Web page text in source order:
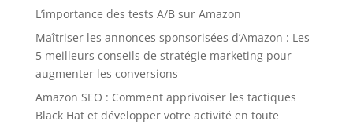
L’importance des tests A/B sur Amazon
Maîtriser les annonces sponsorisées d’Amazon : Les
5 meilleurs conseils de stratégie marketing pour
augmenter les conversions
Amazon SEO : Comment apprivoiser les tactiques
Black Hat et développer votre activité en toute